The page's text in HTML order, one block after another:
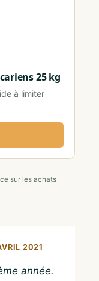
25 kg
à limiter
sur les achats
2021
année.